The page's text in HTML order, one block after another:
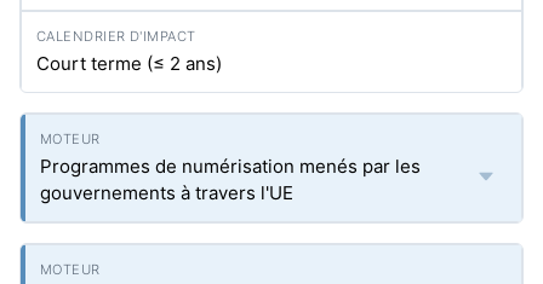
Court terme (≤ 2 ans)
Programmes de numérisation menés par les
gouvernements à travers l'UE